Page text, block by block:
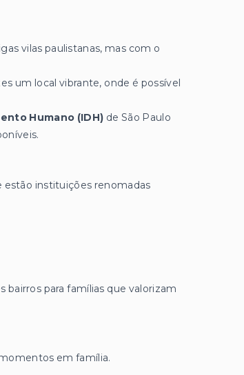
vilas paulistanas, mas com o
um local vibrante, onde é possível
Humano (IDH) de São Paulo
estão instituições renomadas
bairros para famílias que valorizam
em família.